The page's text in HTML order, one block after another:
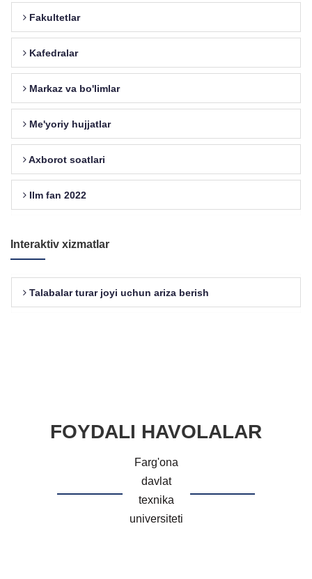
Fakultetlar
Kafedralar
Markaz va bo'limlar
Me'yoriy hujjatlar
Axborot soatlari
Ilm fan 2022
Interaktiv xizmatlar
Talabalar turar joyi uchun ariza berish
FOYDALI HAVOLALAR
Farg'ona
davlat
texnika
universiteti